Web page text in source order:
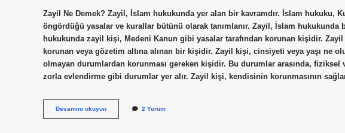
Zayil Ne Demek? Zayil, İslam hukukunda yer alan bir kavramdır. İslam hukuku,
öngördüğü yasalar ve kurallar bütünü olarak tanımlanır. Zayil, İslam
hukukunda zayil kişi, Medeni Kanun gibi yasalar tarafından korunan kişidir. Zayil
korunan veya gözetim altına alınan bir kişidir. Zayil kişi, cinsiyeti veya yaşı ne
olmayan durumlardan korunması gereken kişidir. Bu durumlar arasında,
zorla evlendirme gibi durumlar yer alır. Zayil kişi, kendisinin korunmasının
Devamını okuyunZayil
ne
2 Yorum